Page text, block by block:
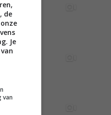
de
Je
van